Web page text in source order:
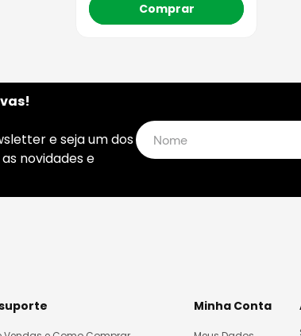
Comprar
e seja um dos
novidades e
Minha Conta